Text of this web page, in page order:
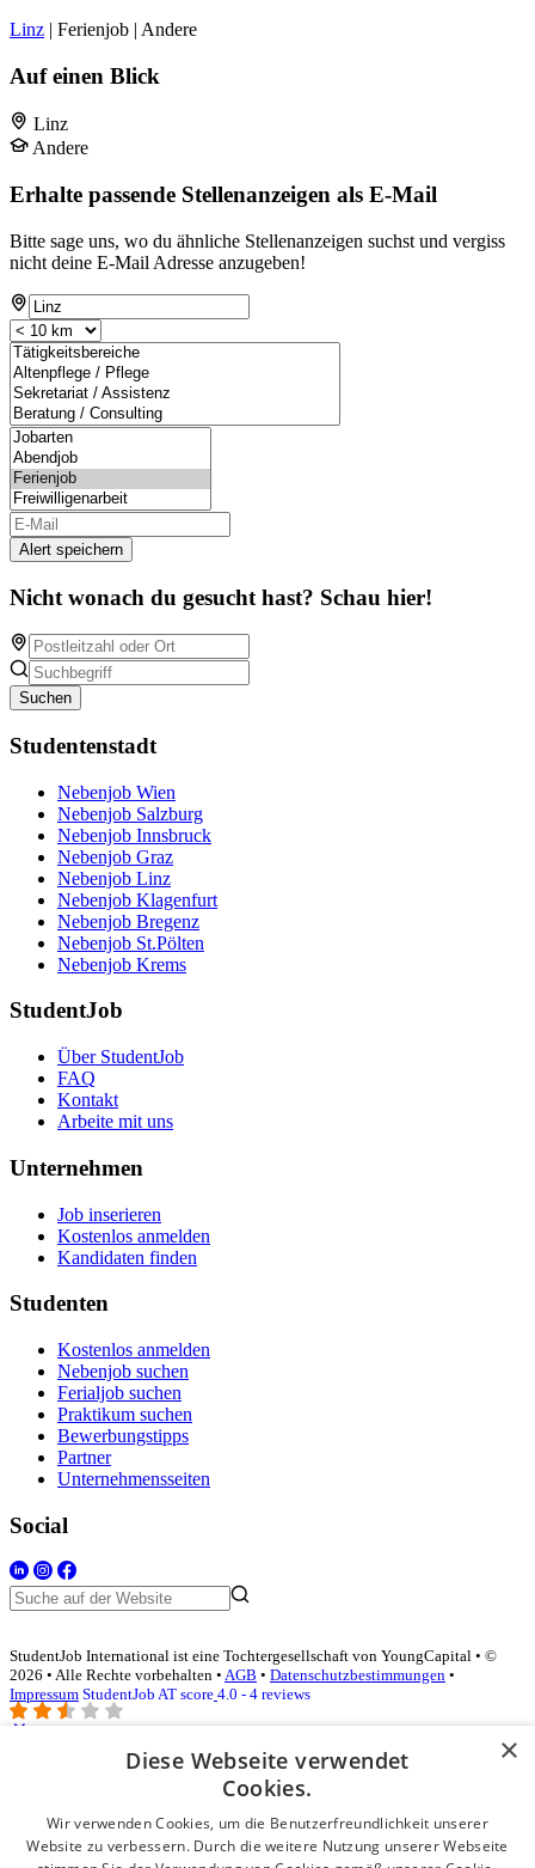
Linz | Ferienjob | Andere
Auf einen Blick
Linz
Andere
Erhalte passende Stellenanzeigen als E-Mail
Bitte sage uns, wo du ähnliche Stellenanzeigen suchst und vergiss
nicht deine E-Mail Adresse anzugeben!
Alert speichern
Nicht wonach du gesucht hast? Schau hier!
Suchen
Studentenstadt
Nebenjob Wien
Nebenjob Salzburg
Nebenjob Innsbruck
Nebenjob Graz
Nebenjob Linz
Nebenjob Klagenfurt
Nebenjob Bregenz
Nebenjob St.Pölten
Nebenjob Krems
StudentJob
Über StudentJob
FAQ
Kontakt
Arbeite mit uns
Unternehmen
Job inserieren
Kostenlos anmelden
Kandidaten finden
Studenten
Kostenlos anmelden
Nebenjob suchen
Ferialjob suchen
Praktikum suchen
Bewerbungstipps
Partner
Unternehmensseiten
Social
StudentJob International ist eine Tochtergesellschaft von YoungCapital • ©
2026 • Alle Rechte vorbehalten • AGB • Datenschutzbestimmungen •
Impressum StudentJob AT score 4.0 - 4 reviews
Login für Unternehmen
E-Mail*
×
Diese Webseite verwendet
Cookies.
Wir verwenden Cookies, um die Benutzerfreundlichkeit unserer
Website zu verbessern. Durch die weitere Nutzung unserer Webseite